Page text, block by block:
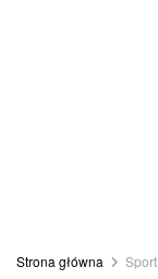
Strona główna Sport